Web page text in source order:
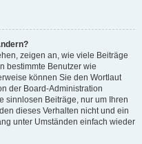
zeigen an, wie viele Beiträge
bestimmte Benutzer wie
können Sie den Wortlaut
der Board-Administration
sinnlosen Beiträge, nur um Ihren
dieses Verhalten nicht und ein
unter Umständen einfach wieder